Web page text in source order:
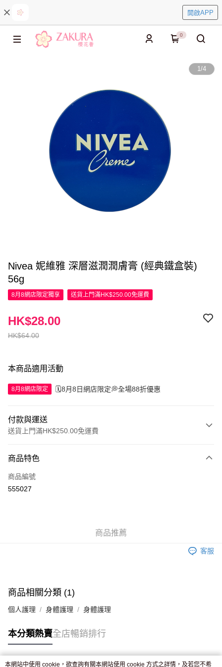
開啟APP
0
1/4
Nivea 妮維雅 深層滋潤潤膚膏 (經典鐵盒裝)
56g
8月8網店限定獨享 送貨上門滿HK$250.00免運費
HK$64.00
HK$28.00
本商品適用活動
8月8網店限定 🗓️8月8日網店限定💭全場88折優惠
付款與運送
送貨上門滿HK$250.00免運費
信用卡
Apple Pay
付款後門市自取，訂單確認後2-4個工作天到店，7天內取。逾期後
商品特色
商品編號
555027
商品推薦
客服
商品相關分類 (1)
個人護理 身體護理 身體護理
本分類熱賣全店暢銷排行
本網站中使用 cookie，欲查詢有關本網站使用 cookie 方式之詳情，及若您不希